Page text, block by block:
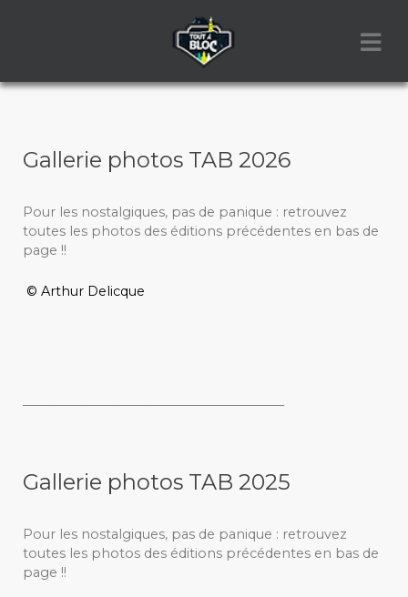
Gallerie photos TAB 2026
Pour les nostalgiques, pas de panique : retrouvez
toutes les photos des éditions précédentes en bas de
page !!
© Arthur Delicque
Gallerie photos TAB 2025
Pour les nostalgiques, pas de panique : retrouvez
toutes les photos des éditions précédentes en bas de
page !!